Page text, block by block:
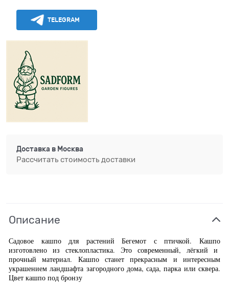
TELEGRAM
Доставка в Москва
Рассчитать стоимость доставки
Описание
Садовое кашпо для растений Бегемот с птичкой. Кашпо
изготовлено из стеклопластика. Это современный, лёгкий и
прочный материал. Кашпо станет прекрасным и интересным
украшением ландшафта загородного дома, сада, парка или сквера.
Цвет кашпо под бронзу